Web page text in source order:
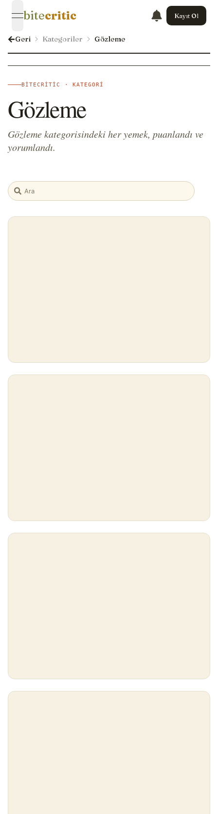
open navigation menu
bitecritic Kayıt Ol
Geri Kategoriler Gözleme
BITECRITIC · KATEGORI
Gözleme
Gözleme kategorisindeki her yemek, puanlandı ve
yorumlandı.